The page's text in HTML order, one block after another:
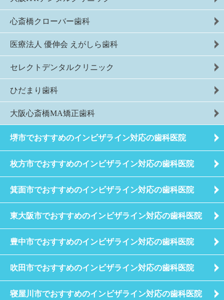
心斎橋クローバー歯科
医療法人 優伸会 えがしら歯科
セレクトデンタルクリニック
ひだまり歯科
大阪心斎橋MA矯正歯科
堺市でおすすめのインビザライン対応の歯科医院
枚方市でおすすめのインビザライン対応の歯科医院
箕面市でおすすめのインビザライン対応の歯科医院
東大阪市でおすすめのインビザライン対応の歯科医院
豊中市でおすすめのインビザライン対応の歯科医院
吹田市でおすすめのインビザライン対応の歯科医院
寝屋川市でおすすめのインビザライン対応の歯科医院